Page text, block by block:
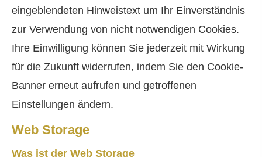
eingeblendeten Hinweistext um Ihr Einverständnis
zur Verwendung von nicht notwendigen Cookies.
Ihre Einwilligung können Sie jederzeit mit Wirkung
für die Zukunft widerrufen, indem Sie den Cookie-
Banner erneut aufrufen und getroffenen
Einstellungen ändern.
Web Storage
Was ist der Web Storage